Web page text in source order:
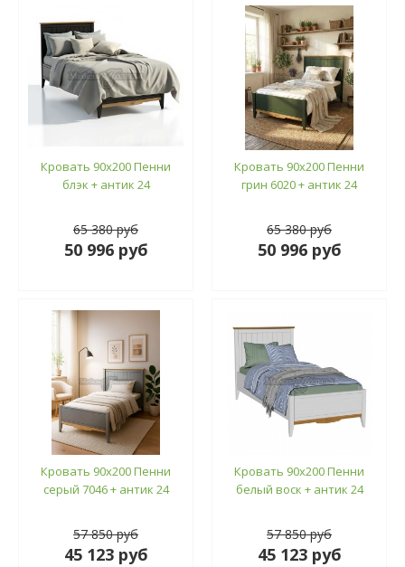
Кровать 90х200 Пенни
блэк + антик 24
65 380 руб
50 996 руб
Кровать 90х200 Пенни
грин 6020 + антик 24
65 380 руб
50 996 руб
Кровать 90х200 Пенни
серый 7046 + антик 24
57 850 руб
45 123 руб
Кровать 90х200 Пенни
белый воск + антик 24
57 850 руб
45 123 руб